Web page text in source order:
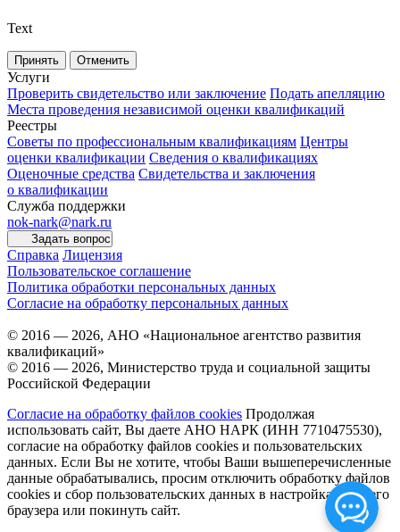
Text
Принять Отменить
Услуги
Проверить свидетельство или заключение Подать апелляцию
Места проведения независимой оценки квалификаций
Реестры
Советы по профессиональным квалификациям Центры
оценки квалификации Сведения о квалификациях
Оценочные средства Свидетельства и заключения
о квалификации
Служба поддержки
nok-nark@nark.ru
Задать вопрос
Справка Лицензия
Пользовательское соглашение
Политика обработки персональных данных
Согласие на обработку персональных данных
© 2016 — 2026, АНО «Национальное агентство развития
квалификаций»
© 2016 — 2026, Министерство труда и социальной защиты
Российской Федерации
Согласие на обработку файлов cookies Продолжая
использовать сайт, Вы даете АНО НАРК (ИНН 7710475530),
согласие на обработку файлов cookies и пользовательских
данных. Если Вы не хотите, чтобы Ваши вышеперечисленные
данные обрабатывались, просим отключить обработку файлов
cookies и сбор пользовательских данных в настройках Вашего
браузера или покинуть сайт.